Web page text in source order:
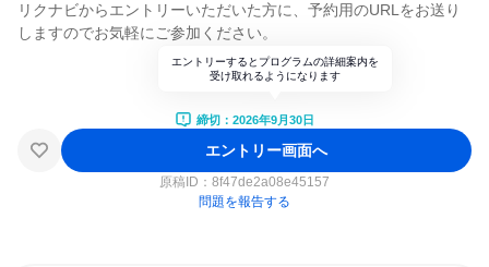
リクナビからエントリーいただいた方に、予約用のURLをお送り
しますのでお気軽にご参加ください。
エントリーするとプログラムの詳細案内を
受け取れるようになります
締切：2026年9月30日
エントリー画面へ
原稿ID： 8f47de2a08e45157
問題を報告する